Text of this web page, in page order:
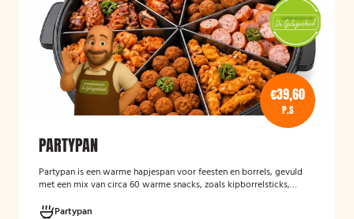
€39,60
P.S
PARTYPAN
Partypan is een warme hapjespan voor feesten en borrels, gevuld
met een mix van circa 60 warme snacks, zoals kipborrelsticks,
geleverd en hoeft alleen nog verwarmd te worden, waardoor het
Partypan